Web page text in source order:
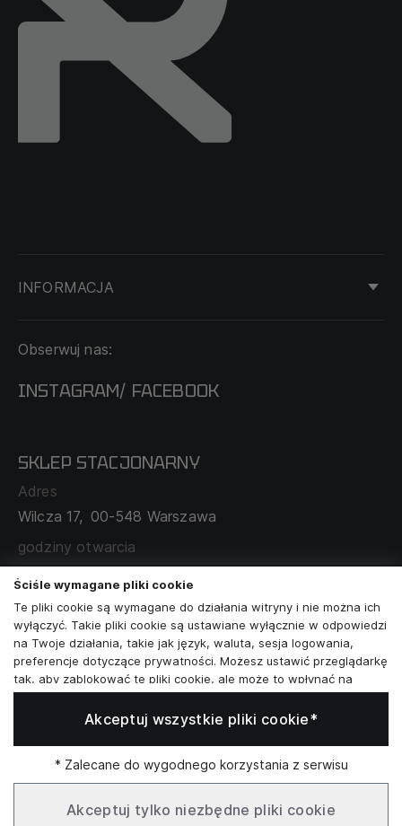
INFORMACJA
DOSTAWA I PŁATNOŚĆ
O NAS
MAPA SERWISU
ZAMÓWIENIA KORPORACYJNE
WSPÓŁPRACA Z PARTNERAMI
Obserwuj nas:
INSTAGRAM/ FACEBOOK
SKLEP STACJONARNY
Adres
Wilcza 17, 00-548 Warszawa
godziny otwarcia
poniedziałek - sobota: 11:00 - 19:00
Skontaktuj się z nami
+48573581161
info@reytel.pl
Whatsapp
Ściśle wymagane pliki cookie
Te pliki cookie są wymagane do działania witryny i nie można ich
wyłączyć. Takie pliki cookie są ustawiane wyłącznie w odpowiedzi
na Twoje działania, takie jak język, waluta, sesja logowania,
preferencje dotyczące prywatności. Możesz ustawić przeglądarkę
tak, aby zablokować te pliki cookie, ale może to wpłynąć na
sposób działania naszej witryny.
Analizy i statystyki
Marketing i retargeting
Te pliki cookie są zwykle ustawiane przez naszych partnerów
marketingowych i reklamowych. Mogą być przez nich
wykorzystywane do tworzenia profilu Twoich zainteresowań, a
Akceptuj wszystkie pliki cookie*
* Zalecane do wygodnego korzystania z serwisu
Akceptuj tylko niezbędne pliki cookie